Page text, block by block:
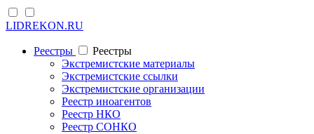
LIDREKON.RU
Реестры
Реестры
Экстремистские материалы
Экстремистские ссылки
Экстремистские организации
Реестр иноагентов
Реестр НКО
Реестр СОНКО